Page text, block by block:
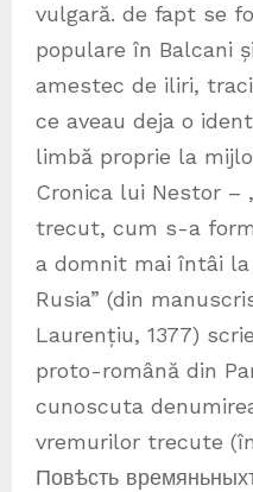
vulgară. de fapt se
populare în Balcani
amestec de iliri,
ce aveau deja o
limbă proprie la
Cronica lui Nestor –
trecut, cum s-a
a domnit mai întâi
Rusia” (din
Laurențiu, 1377)
proto-română din
cunoscuta
vremurilor trecute
Повѣсть